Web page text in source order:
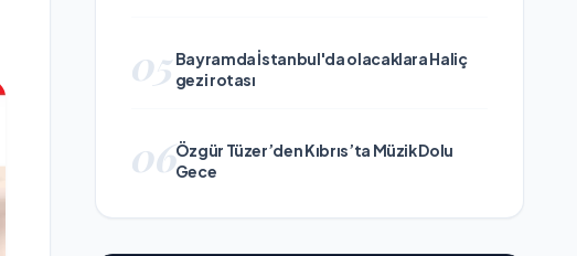
05 Bayramda İstanbul'da olacaklara Haliç
gezi rotası
06Özgür Tüzer’den Kıbrıs’ta Müzik Dolu
Gece